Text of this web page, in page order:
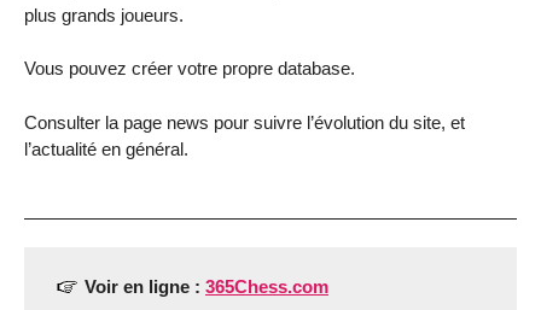
plus grands joueurs.
Vous pouvez créer votre propre database.
Consulter la page news pour suivre l’évolution du site, et
l’actualité en général.
Voir en ligne : 365Chess.com